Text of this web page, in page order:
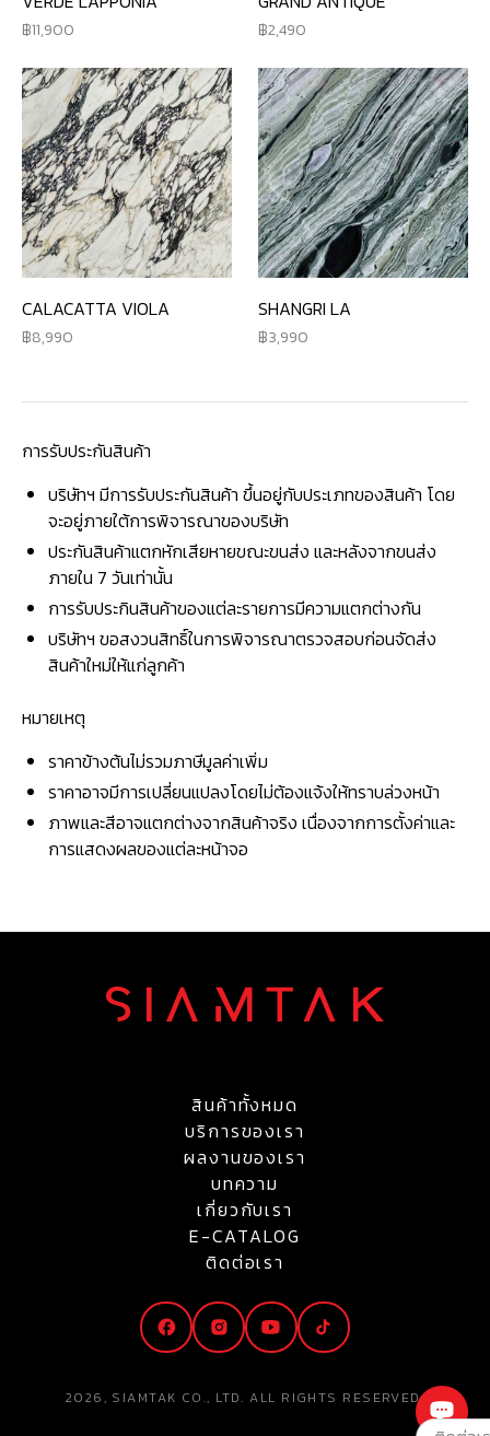
11,900 2,490
CALACATTA VIOLA
8,990
SHANGRI LA
3,990
การรับประกันสินค้า
บริษัทฯ มีการรับประกันสินค้า ขึ้นอยู่กับประเภทของสินค้า โดย
จะอยู่ภายใต้การพิจารณาของบริษัท
ประกันสินค้าแตกหักเสียหายขณะขนส่ง และหลังจากขนส่ง
ภายใน 7 วันเท่านั้น
การรับประกินสินค้าของแต่ละรายการมีความแตกต่างกัน
บริษัทฯ ขอสงวนสิทธิ์ในการพิจารณาตรวจสอบก่อนจัดส่ง
สินค้าใหม่ให้แก่ลูกค้า
หมายเหตุ
ราคาข้างต้นไม่รวมภาษีมูลค่าเพิ่ม
ราคาอาจมีการเปลี่ยนแปลงโดยไม่ต้องแจ้งให้ทราบล่วงหน้า
ภาพและสีอาจแตกต่างจากสินค้าจริง เนื่องจากการตั้งค่าและ
การแสดงผลของแต่ละหน้าจอ
สินค้าทั้งหมด
บริการของเรา
ผลงานของเรา
บทความ
เกี่ยวกับเรา
E-CATALOG
ติดต่อเรา
2026, SIAMTAK CO., LTD. ALL RIGHTS RESERVED.